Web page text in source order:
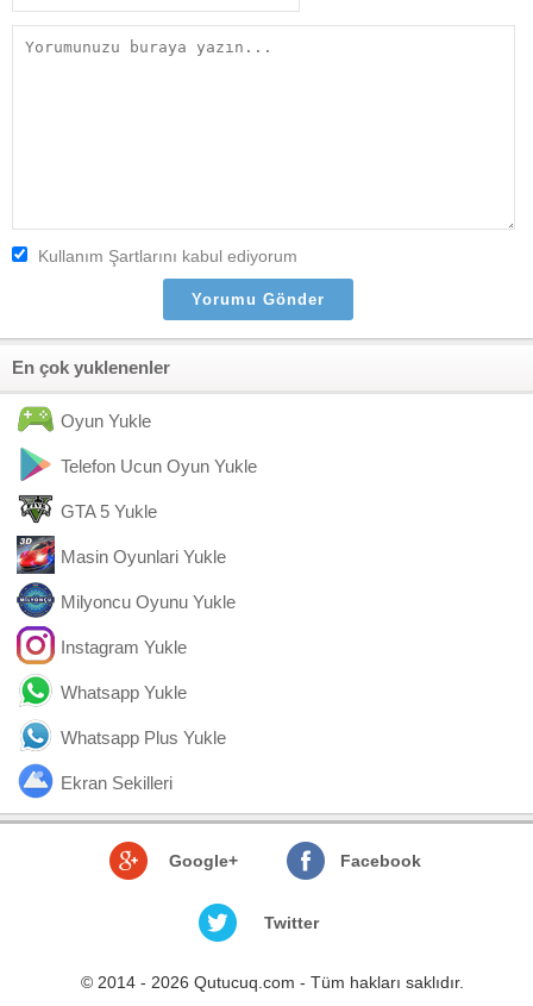
Kullanım Şartlarını kabul ediyorum
En çok yuklenenler
Oyun Yukle
Telefon Ucun Oyun Yukle
GTA 5 Yukle
Masin Oyunlari Yukle
Milyoncu Oyunu Yukle
Instagram Yukle
Whatsapp Yukle
Whatsapp Plus Yukle
Ekran Sekilleri
Google+ Facebook
Twitter
© 2014 - 2026 Qutucuq.com - Tüm hakları saklıdır.